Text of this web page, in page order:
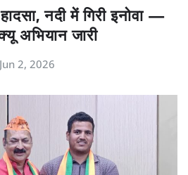
नदी में गिरी इनोवा —
अभियान जारी
Jun 2, 2026